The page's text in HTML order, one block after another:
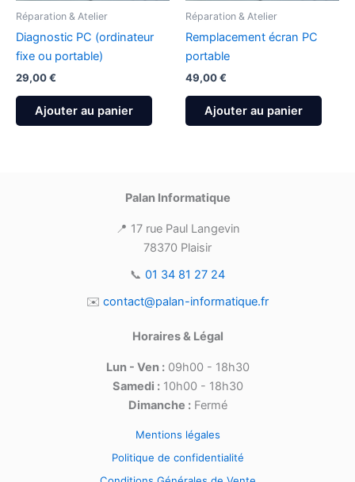
Réparation & Atelier
Diagnostic PC (ordinateur
fixe ou portable)
29,00€
Ajouter au panier
Réparation & Atelier
Remplacement écran PC
portable
49,00€
Ajouter au panier
Palan Informatique
📍 17 rue Paul Langevin
78370 Plaisir
📞 01 34 81 27 24
✉️ contact@palan-informatique.fr
Horaires & Légal
Lun - Ven :09h00 - 18h30
Samedi :10h00 - 18h30
Dimanche :Fermé
Mentions légales
Politique de confidentialité